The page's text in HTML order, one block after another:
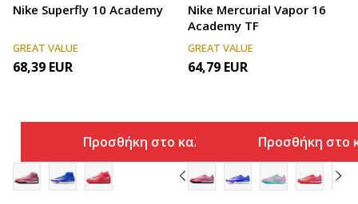
Nike Superfly 10 Academy
GREAT VALUE
68,39 EUR
Προσθήκη στο καλάθι
Nike Mercurial Vapor 16
Academy TF
GREAT VALUE
64,79 EUR
Προσθήκη στο